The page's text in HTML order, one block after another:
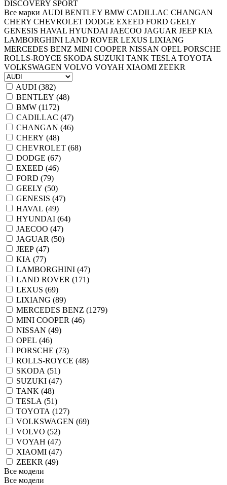
DISCOVERY SPORT
Все марки AUDI BENTLEY BMW CADILLAC CHANGAN
CHERY CHEVROLET DODGE EXEED FORD GEELY
GENESIS HAVAL HYUNDAI JAECOO JAGUAR JEEP KIA
LAMBORGHINI LAND ROVER LEXUS LIXIANG
MERCEDES BENZ MINI COOPER NISSAN OPEL PORSCHE
ROLLS-ROYCE SKODA SUZUKI TANK TESLA TOYOTA
VOLKSWAGEN VOLVO VOYAH XIAOMI ZEEKR
AUDI (382)
BENTLEY (48)
BMW (1172)
CADILLAC (47)
CHANGAN (46)
CHERY (48)
CHEVROLET (68)
DODGE (67)
EXEED (46)
FORD (79)
GEELY (50)
GENESIS (47)
HAVAL (49)
HYUNDAI (64)
JAECOO (47)
JAGUAR (50)
JEEP (47)
KIA (77)
LAMBORGHINI (47)
LAND ROVER (171)
LEXUS (69)
LIXIANG (89)
MERCEDES BENZ (1279)
MINI COOPER (46)
NISSAN (49)
OPEL (46)
PORSCHE (73)
ROLLS-ROYCE (48)
SKODA (51)
SUZUKI (47)
TANK (48)
TESLA (51)
TOYOTA (127)
VOLKSWAGEN (69)
VOLVO (52)
VOYAH (47)
XIAOMI (47)
ZEEKR (49)
Все модели
Все модели